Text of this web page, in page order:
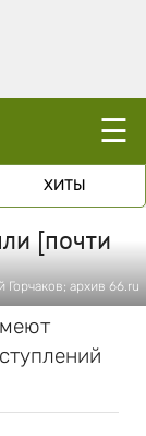
☰
ХИТЫ
[почти
Горчаков; архив 66.ru